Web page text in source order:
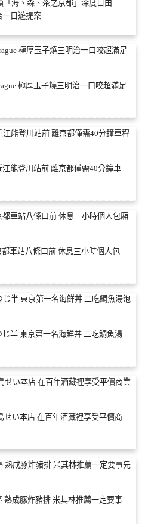
海、森、茶之京都」深度自由
一日遊提案
極厚玉子燒三明治一口咬超滿足
江能登川站前 離京都僅需40分鐘車
都車站八條口前 休息三小時個人包
じ半 東京第一名海鮮丼 二吃鯛魚湯
せい本店 在百年酒藏裡享受平價商
熟成豚炸豬排 米其林推薦一定要事